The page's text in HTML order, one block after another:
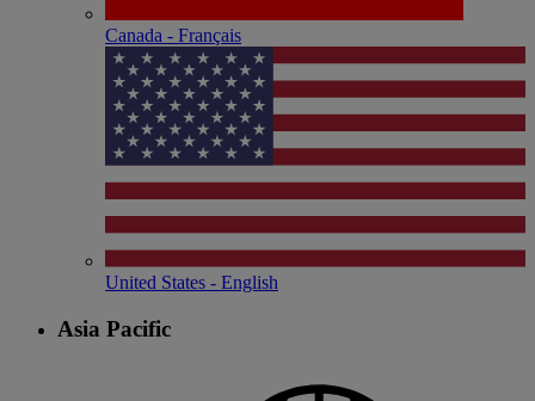
Canada - Français
United States - English
Asia Pacific